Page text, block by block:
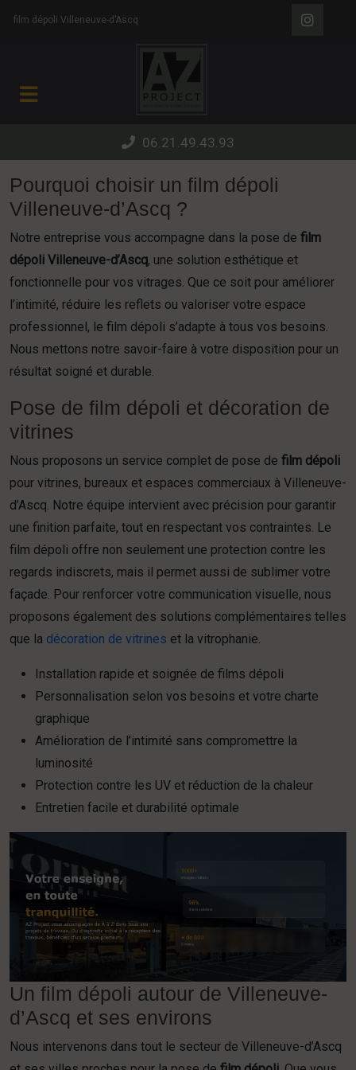
film dépoli Villeneuve-d’Ascq
06.21.49.43.93
Pourquoi choisir un film dépoli
Villeneuve-d’Ascq ?
Notre entreprise vous accompagne dans la pose de film
dépoli Villeneuve-d’Ascq, une solution esthétique et
fonctionnelle pour vos vitrages. Que ce soit pour améliorer
l’intimité, réduire les reflets ou valoriser votre espace
professionnel, le film dépoli s’adapte à tous vos besoins.
Nous mettons notre savoir-faire à votre disposition pour un
résultat soigné et durable.
Pose de film dépoli et décoration de
vitrines
Nous proposons un service complet de pose de film dépoli
pour vitrines, bureaux et espaces commerciaux à Villeneuve-
d’Ascq. Notre équipe intervient avec précision pour garantir
une finition parfaite, tout en respectant vos contraintes. Le
film dépoli offre non seulement une protection contre les
regards indiscrets, mais il permet aussi de sublimer votre
façade. Pour renforcer votre communication visuelle, nous
proposons également des solutions complémentaires telles
que la décoration de vitrines et la vitrophanie.
Installation rapide et soignée de films dépoli
Personnalisation selon vos besoins et votre charte
graphique
Amélioration de l’intimité sans compromettre la
luminosité
Protection contre les UV et réduction de la chaleur
Entretien facile et durabilité optimale
Un film dépoli autour de Villeneuve-
d’Ascq et ses environs
Nous intervenons dans tout le secteur de Villeneuve-d’Ascq